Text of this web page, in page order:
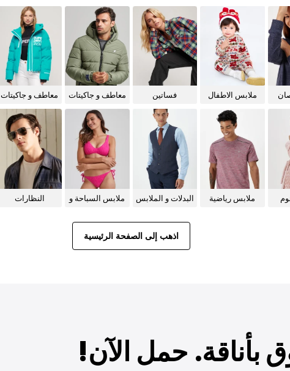
ملابس الاطفال فساتين
معاطف و جاكيتات
معاطف و جاكيتات
ملابس رياضية
البدلات و الملابس
ملابس السباحة و
النظارات
اذهب إلى الصفحة الرئيسية
بأناقة. حمل الآن!